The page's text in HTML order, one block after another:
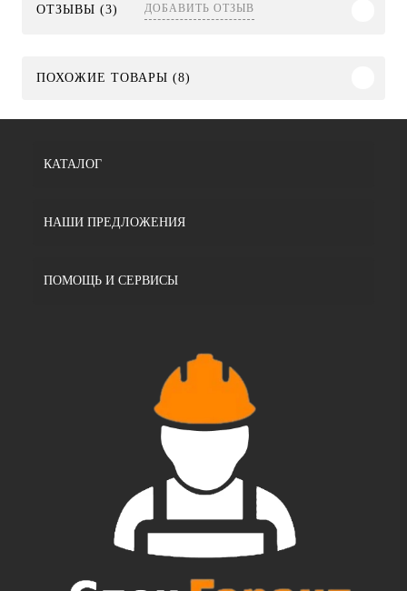
ОТЗЫВЫ (3) ДОБАВИТЬ ОТЗЫВ
ПОХОЖИЕ ТОВАРЫ (8)
КАТАЛОГ
НАШИ ПРЕДЛОЖЕНИЯ
ПОМОЩЬ И СЕРВИСЫ